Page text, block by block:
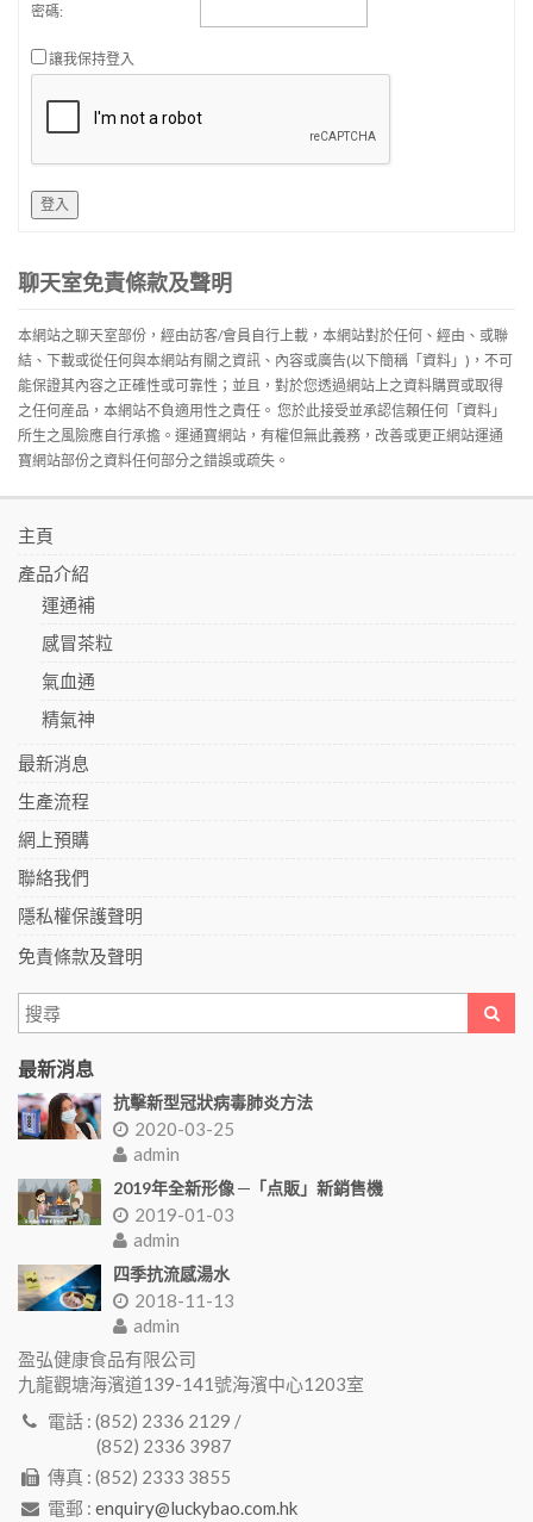
密碼:
讓我保持登入
登入
聊天室免責條款及聲明
本網站之聊天室部份，經由訪客/會員自行上載，本網站對於任何、經由、或聯
結、下載或從任何與本網站有關之資訊、內容或廣告(以下簡稱「資料」)，不可
能保證其內容之正確性或可靠性；並且，對於您透過網站上之資料購買或取得
之任何産品，本網站不負適用性之責任。 您於此接受並承認信賴任何「資料」
所生之風險應自行承擔。運通寶網站，有權但無此義務，改善或更正網站運通
寶網站部份之資料任何部分之錯誤或疏失。
主頁
產品介紹
運通補
感冒茶粒
氣血通
精氣神
最新消息
生產流程
網上預購
聯絡我們
隱私權保護聲明
免責條款及聲明
最新消息
抗擊新型冠狀病毒肺炎方法
2020-03-25
admin
2019年全新形像 ─「点販」新銷售機
2019-01-03
admin
四季抗流感湯水
2018-11-13
admin
盈弘健康食品有限公司
九龍觀塘海濱道139-141號海濱中心1203室
電話 : (852) 2336 2129 /
(852) 2336 3987
傳真 : (852) 2333 3855
電郵 : enquiry@luckybao.com.hk